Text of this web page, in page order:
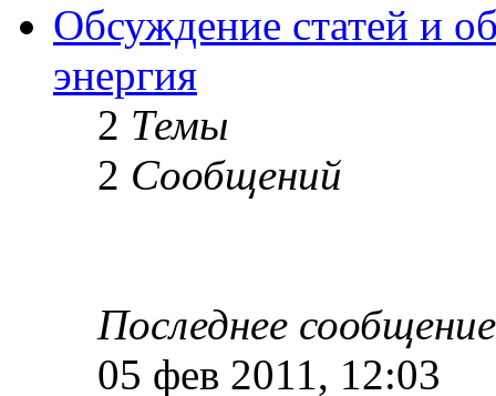
Обсуждение статей и
энергия
2 Темы
2 Сообщений
Последнее сообщение
05 фев 2011, 12:03